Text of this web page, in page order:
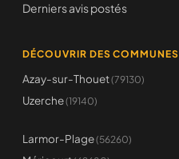
Derniers avis postés
DÉCOUVRIR DES COMMUNES
Azay-sur-Thouet(79130)
Uzerche(19140)
Larmor-Plage(56260)